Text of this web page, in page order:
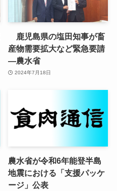
鹿児島県の塩田知事が畜
産物需要拡大など緊急要請
—農水省
2024年7月18日
農水省が令和6年能登半島
地震における「支援パッケ
ージ」公表